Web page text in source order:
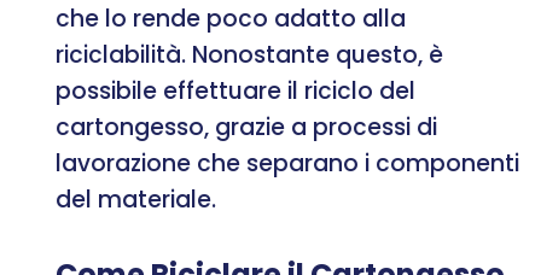
che lo rende poco adatto alla
riciclabilità. Nonostante questo, è
possibile effettuare il riciclo del
cartongesso, grazie a processi di
lavorazione che separano i componenti
del materiale.